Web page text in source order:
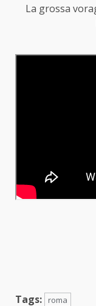
La grossa
Tags: roma